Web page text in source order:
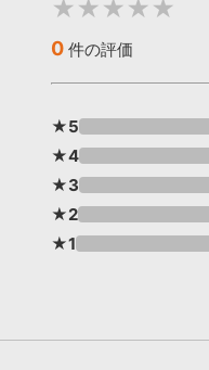
★★★★★
0 件の評価
★5
★4
★3
★2
★1